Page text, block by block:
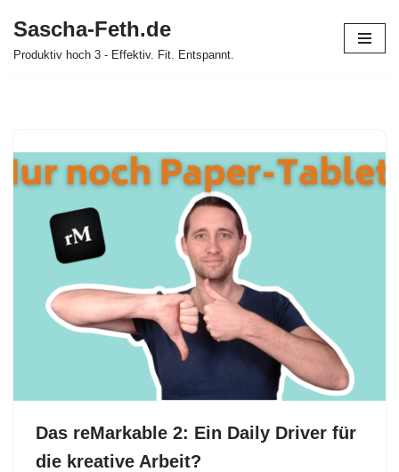
Zum
Sascha-Feth.de
Produktiv hoch 3 - Effektiv. Fit. Entspannt.
Das reMarkable 2: Ein Daily Driver für
die kreative Arbeit?